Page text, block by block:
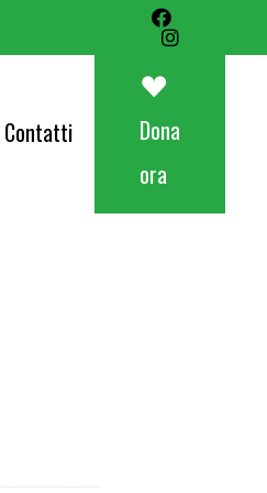
Contatti
Dona
ora